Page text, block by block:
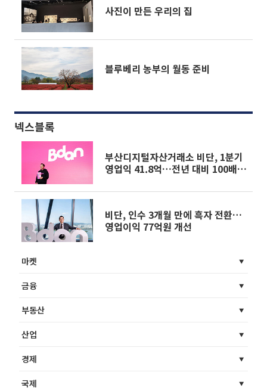
사진이 만든 우리의 집
블루베리 농부의 월동 준비
넥스블록
부산디지털자산거래소 비단, 1분기
영업익 41.8억…전년 대비 100배
비단, 인수 3개월 만에 흑자 전환…
영업이익 77억원 개선
마켓
금융
부동산
산업
경제
국제